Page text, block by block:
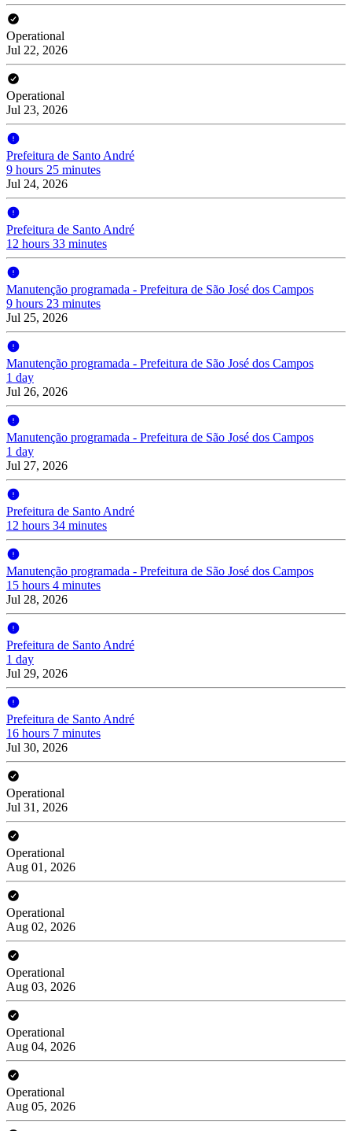
Operational
Jul 22, 2026
Operational
Jul 23, 2026
Prefeitura de Santo André
9 hours 25 minutes
Jul 24, 2026
Prefeitura de Santo André
12 hours 33 minutes
Manutenção programada - Prefeitura de São José dos Campos
9 hours 23 minutes
Jul 25, 2026
Manutenção programada - Prefeitura de São José dos Campos
1 day
Jul 26, 2026
Manutenção programada - Prefeitura de São José dos Campos
1 day
Jul 27, 2026
Prefeitura de Santo André
12 hours 34 minutes
Manutenção programada - Prefeitura de São José dos Campos
15 hours 4 minutes
Jul 28, 2026
Prefeitura de Santo André
1 day
Jul 29, 2026
Prefeitura de Santo André
16 hours 7 minutes
Jul 30, 2026
Operational
Jul 31, 2026
Operational
Aug 01, 2026
Operational
Aug 02, 2026
Operational
Aug 03, 2026
Operational
Aug 04, 2026
Operational
Aug 05, 2026